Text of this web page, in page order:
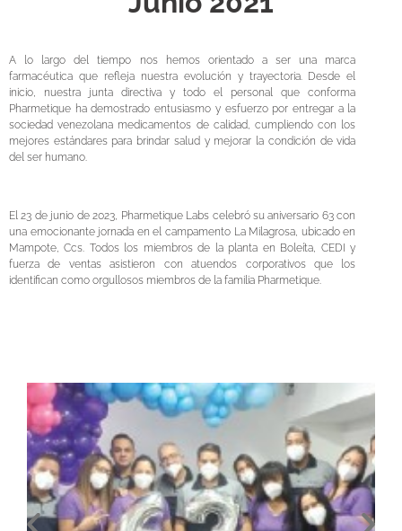
A lo largo del tiempo nos hemos orientado a ser una marca
farmacéutica que refleja nuestra evolución y trayectoria. Desde el
inicio, nuestra junta directiva y todo el personal que conforma
Pharmetique ha demostrado entusiasmo y esfuerzo por entregar a la
sociedad venezolana medicamentos de calidad, cumpliendo con los
mejores estándares para brindar salud y mejorar la condición de vida
del ser humano.
El 23 de junio de 2023, Pharmetique Labs celebró su aniversario 63 con
una emocionante jornada en el campamento La Milagrosa, ubicado en
Mampote, Ccs. Todos los miembros de la planta en Boleíta, CEDI y
fuerza de ventas asistieron con atuendos corporativos que los
identifican como orgullosos miembros de la familia Pharmetique.